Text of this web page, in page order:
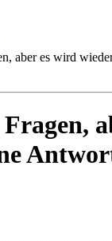
aber es wird